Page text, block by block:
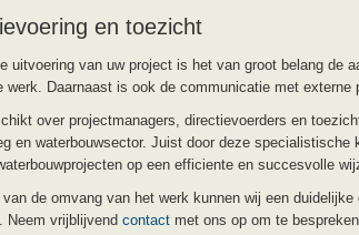
en toezicht
uitvoering van uw project is het van groot belang de
werk. Daarnaast is ook de communicatie met externe
over projectmanagers, directievoerders en
en waterbouwsector. Juist door deze specialistische
op een efficiente en succesvolle
de omvang van het werk kunnen wij een
Neem vrijblijvend contact met ons op om te